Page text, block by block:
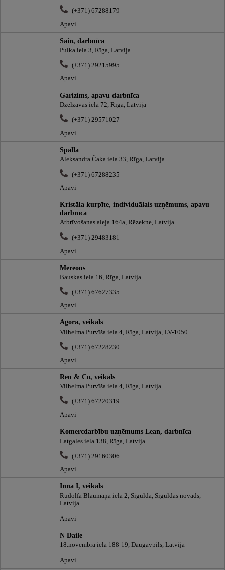
(+371) 67288179
Apavi
Sain, darbnīca
Pulka iela 3, Rīga, Latvija
(+371) 29215995
Apavi
Garizims, apavu darbnīca
Dzelzavas iela 72, Rīga, Latvija
(+371) 29571027
Apavi
Spalla
Aleksandra Čaka iela 33, Rīga, Latvija
(+371) 67288235
Apavi
Kristāla kurpīte, individuālais uzņēmums, apavu
darbnīca
Atbrīvošanas aleja 164a, Rēzekne, Latvija
(+371) 29483181
Apavi
Mereons
Bauskas iela 16, Rīga, Latvija
(+371) 67627335
Apavi
Agora, veikals
Vilhelma Purvīša iela 4, Rīga, Latvija, LV-1050
(+371) 67228230
Apavi
Ren & Co, veikals
Vilhelma Purvīša iela 4, Rīga, Latvija
(+371) 67220319
Apavi
Komercdarbību uzņēmums Lean, darbnīca
Latgales iela 138, Rīga, Latvija
(+371) 29160306
Apavi
Inna I, veikals
Rūdolfa Blaumaņa iela 2, Sigulda, Siguldas novads,
Latvija
Apavi
N Daile
18.novembra iela 188-19, Daugavpils, Latvija
Apavi